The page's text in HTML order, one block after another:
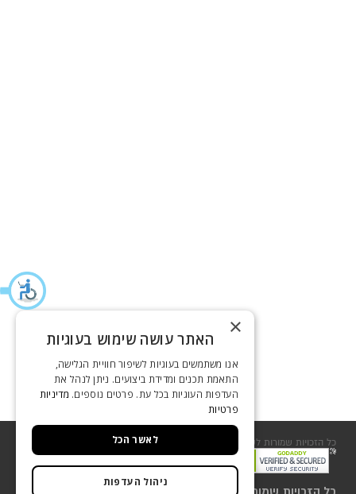
כל הזכויות שמורות לשסטוביץ 2018
× האתר עושה שימוש בעוגיות
אנו משתמשים בעוגיות לשיפור חוויית הגלישה,
התאמת תכנים ומדידת ביצועים. ניתן לנהל את
העדפות העוגיות בכל עת. פרטים נוספים. מדיניות
פרטיות
לאשר הכל
ניהול העדפות